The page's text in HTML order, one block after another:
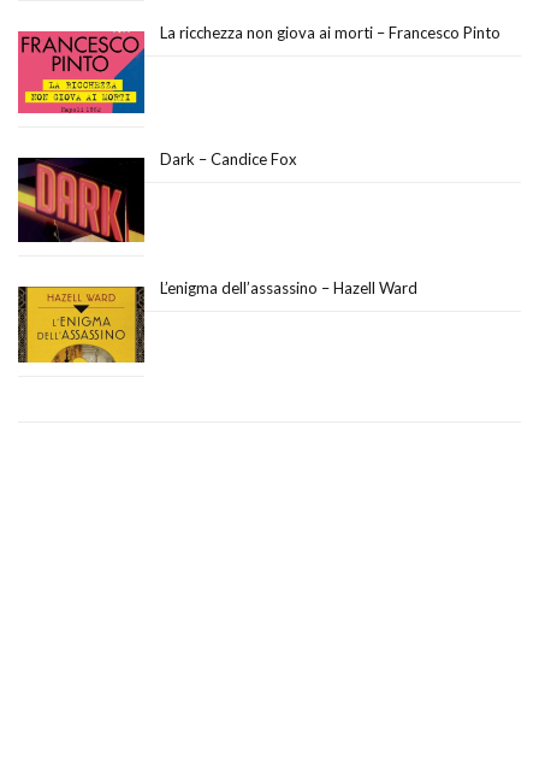
La ricchezza non giova ai morti – Francesco Pinto
Dark – Candice Fox
L’enigma dell’assassino – Hazell Ward